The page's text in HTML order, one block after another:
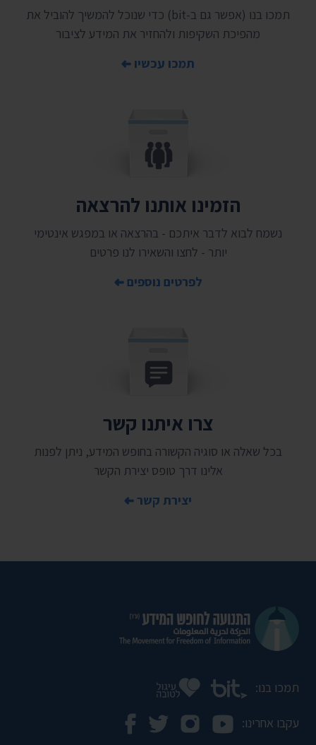
תמכו בנו (אפשר גם ב-bit) כדי שנוכל להמשיך להוביל את
מהפיכת השקיפות ולהחזיר את המידע לציבור
תמכו עכשיו
הזמינו אותנו להרצאה
נשמח לבוא לדבר איתכם - בהרצאה או במפגש אינטימי
יותר - לחצו והשאירו לנו פרטים
לפרטים נוספים
צרו איתנו קשר
בכל שאלה או סוגיה הקשורה בחופש המידע, ניתן לפנות
אלינו דרך טופס יצירת הקשר
יצירת קשר
תמכו בנו:
עקבו אחרינו: